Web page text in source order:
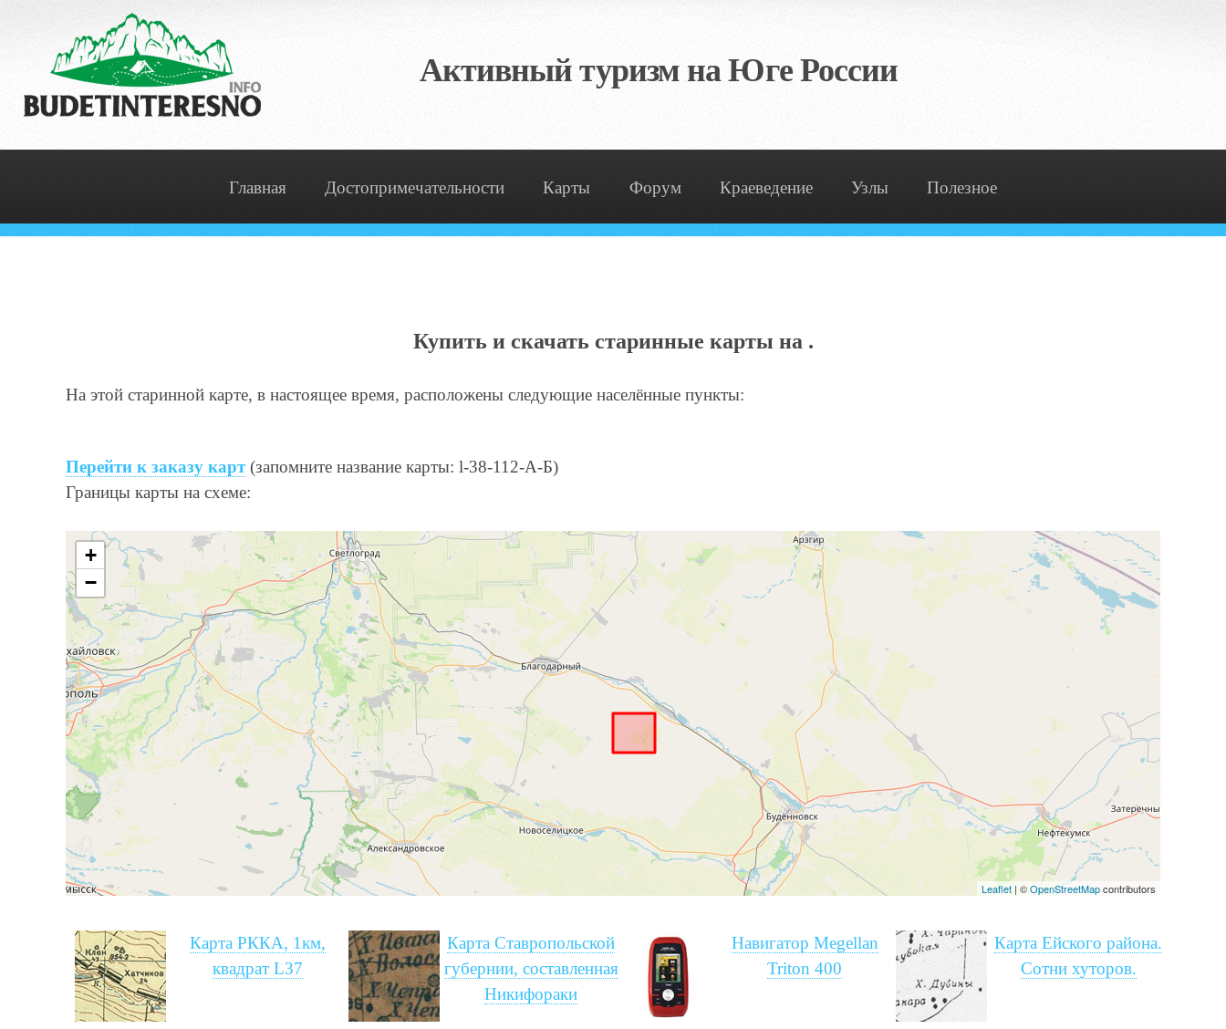
Активный туризм на Юге России
Главная Достопримечательности Карты Форум Краеведение Узлы Полезное
Купить и скачать старинные карты на .
На этой старинной карте, в настоящее время, расположены следующие населённые пункты:
Перейти к заказу карт (запомните название карты: l-38-112-А-Б)
Границы карты на схеме:
+
−
Leaflet | ©OpenStreetMapcontributors
Карта РККА, 1км,
квадрат L37
Карта Ставропольской
губернии, составленная
Никифораки
Навигатор Megellan
Triton 400
Карта Ейского района.
Сотни хуторов.